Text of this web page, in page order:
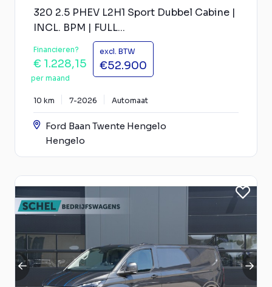
320 2.5 PHEV L2H1 Sport Dubbel Cabine |
INCL. BPM | FULL...
Financieren?
€ 1.228,15
per maand
excl. BTW
€52.900
10 km 7-2026 Automaat
Ford Baan Twente Hengelo
Hengelo